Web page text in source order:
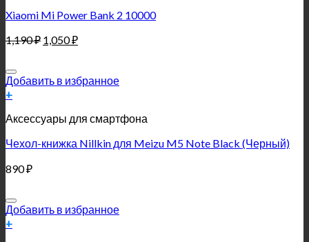
Xiaomi Mi Power Bank 2 10000
1,190₽ 1,050₽
Добавить в избранное
+
Аксессуары для смартфона
Чехол-книжка Nillkin для Meizu M5 Note Black (Черный)
890₽
Добавить в избранное
+